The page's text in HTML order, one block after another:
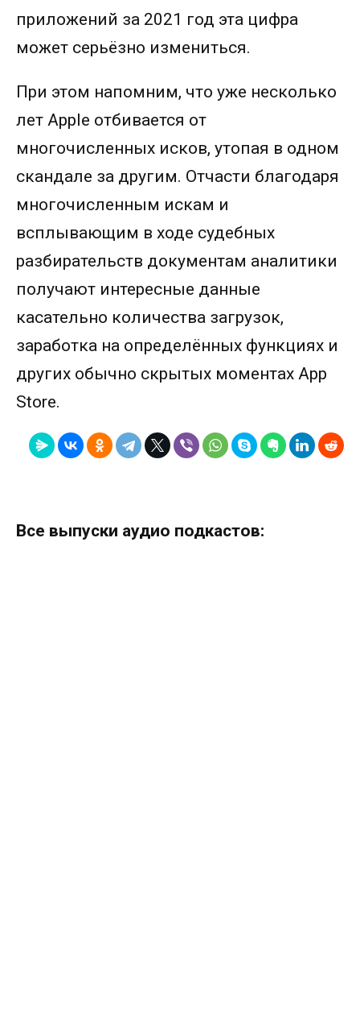
приложений за 2021 год эта цифра
может серьёзно измениться.
При этом напомним, что уже несколько
лет Apple отбивается от
многочисленных исков, утопая в одном
скандале за другим. Отчасти благодаря
многочисленным искам и
всплывающим в ходе судебных
разбирательств документам аналитики
получают интересные данные
касательно количества загрузок,
заработка на определённых функциях и
других обычно скрытых моментах App
Store.
Все выпуски аудио подкастов: